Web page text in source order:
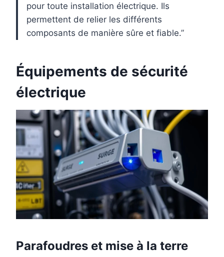
pour toute installation électrique. Ils
permettent de relier les différents
composants de manière sûre et fiable.”
Équipements de sécurité
électrique
Parafoudres et mise à la terre